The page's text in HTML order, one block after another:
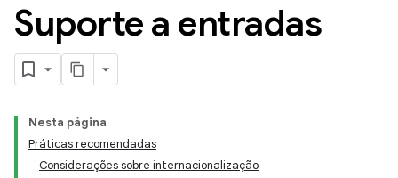
Suporte a entradas
Nesta página
Práticas recomendadas
Considerações sobre internacionalização